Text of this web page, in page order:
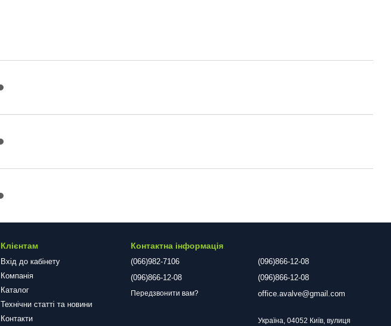
Клієнтам
Вхід до кабінету
Компанія
Каталог
Технічни статті та новини
Контакти
Контактна інформація
(066)982-7106
(096)866-12-08
Передзвонити вам?
(096)866-12-08
(096)866-12-08
office.avalve@gmail.com
Україна, 04052 Київ, вулиця